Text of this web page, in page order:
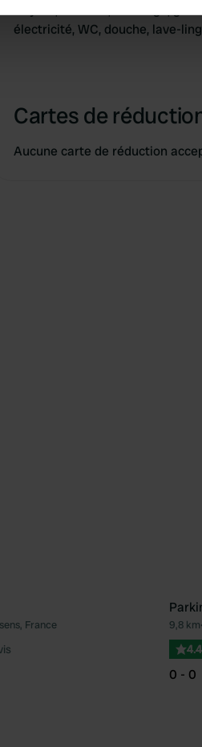
features and to analyse our
and analytics partners who
de jeux, sécurité, éclairage,
électricité, WC, douche, lave-
Cartes de
Aucune carte de réduction
Préféré
France 9,8 km•
4.4
0 - 0